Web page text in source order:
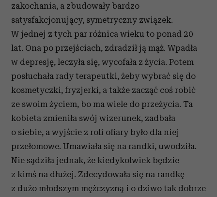
Partnerzy mogą połączyć te informacje z innymi danymi
otrzymanymi od Ciebie lub uzyskanymi podczas
korzystania z ich usług.
zakochania, a zbudowały bardzo
satysfakcjonujący, symetryczny związek.
W jednej z tych par różnica wieku to ponad 20
lat. Ona po przejściach, zdradził ją mąż. Wpadła
w depresję, leczyła się, wycofała z życia. Potem
posłuchała rady terapeutki, żeby wybrać się do
kosmetyczki, fryzjerki, a także zacząć coś robić
ze swoim życiem, bo ma wiele do przeżycia. Ta
kobieta zmieniła swój wizerunek, zadbała
o siebie, a wyjście z roli ofiary było dla niej
przełomowe. Umawiała się na randki, uwodziła.
Nie sądziła jednak, że kiedykolwiek będzie
z kimś na dłużej. Zdecydowała się na randkę
z dużo młodszym mężczyzną i o dziwo tak dobrze